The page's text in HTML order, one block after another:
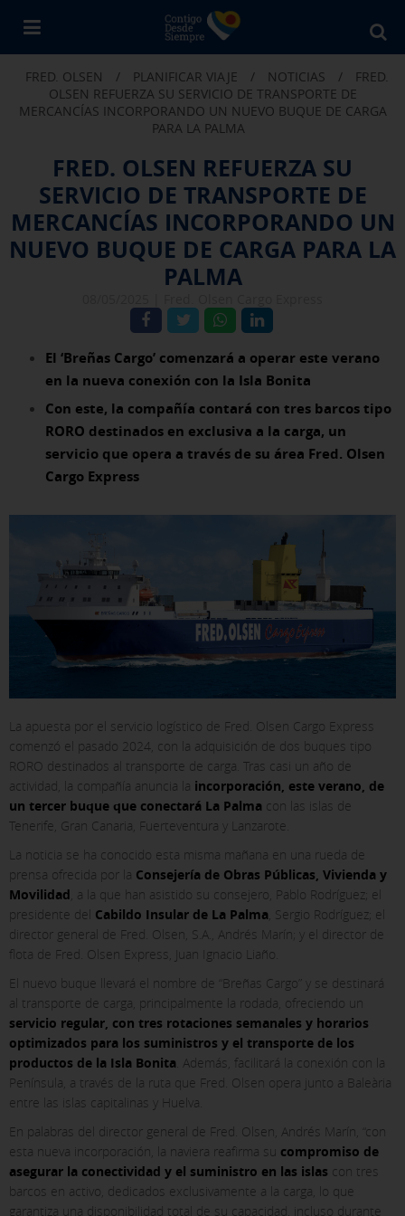
FRED. OLSEN / PLANIFICAR VIAJE / NOTICIAS /
FRED.
OLSEN REFUERZA SU SERVICIO DE TRANSPORTE DE
MERCANCÍAS INCORPORANDO UN NUEVO BUQUE DE CARGA
PARA LA PALMA
FRED. OLSEN REFUERZA SU
SERVICIO DE TRANSPORTE DE
MERCANCÍAS INCORPORANDO UN
NUEVO BUQUE DE CARGA PARA LA
PALMA
El ‘Breñas Cargo’ comenzará a operar este verano
en la nueva conexión con la Isla Bonita
Con este, la compañía contará con tres barcos tipo
RORO destinados en exclusiva a la carga, un
servicio que opera a través de su área Fred. Olsen
Cargo Express
La apuesta por el servicio logístico de Fred. Olsen Cargo Express
comenzó el pasado 2024, con la adquisición de dos buques tipo
RORO destinados al transporte de carga. Tras casi un año de
actividad, la compañía anuncia la incorporación, este verano, de
un tercer buque que conectará La Palma con las islas de
Tenerife, Gran Canaria, Fuerteventura y Lanzarote.
La noticia se ha conocido esta misma mañana en una rueda de
prensa ofrecida por la Consejería de Obras Públicas, Vivienda y
Movilidad , a la que han asistido su consejero, Pablo Rodríguez; el
presidente del Cabildo Insular de La Palma , Sergio Rodríguez; el
director general de Fred. Olsen, S.A., Andrés Marín; y el director de
flota de Fred. Olsen Express, Juan Ignacio Liaño.
El nuevo buque llevará el nombre de “Breñas Cargo” y se destinará
al transporte de carga, principalmente la rodada, ofreciendo un
servicio regular, con tres rotaciones semanales y horarios
optimizados para los suministros y el transporte de los
productos de la Isla Bonita . Además, facilitará la conexión con la
Península, a través de la ruta que Fred. Olsen opera junto a Baleària
entre las islas capitalinas y Huelva.
En palabras del director general de Fred. Olsen, Andrés Marín, “con
esta nueva incorporación, la naviera reafirma su compromiso de
asegurar la conectividad y el suministro en las islas con tres
barcos en activo, dedicados exclusivamente a la carga, lo que
garantiza una disponibilidad total de su capacidad, incluso durante